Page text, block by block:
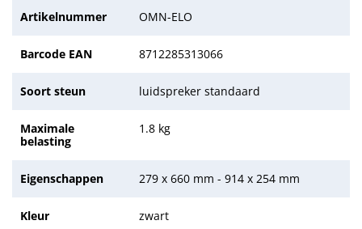
Artikelnummer OMN-ELO
Barcode EAN 8712285313066
Soort steun luidspreker standaard
Maximale
belasting
1.8 kg
Eigenschappen 279 x 660 mm - 914 x 254 mm
Kleur zwart